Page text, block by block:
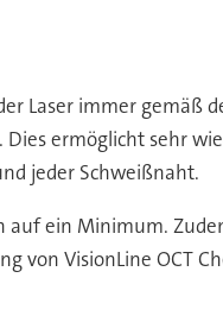
Laser immer gemäß
ermöglicht sehr
jeder Schweißnaht.
ein Minimum.
von VisionLine OCT